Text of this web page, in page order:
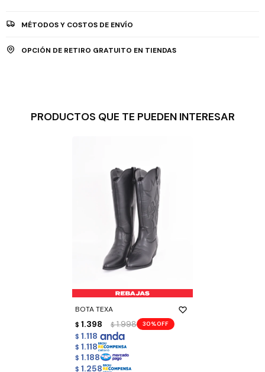
MÉTODOS Y COSTOS DE ENVÍO
OPCIÓN DE RETIRO GRATUITO EN TIENDAS
PRODUCTOS QUE TE PUEDEN INTERESAR
BOTA TEXA
$ 1.398 $ 1.998 30
$ 1.118
$ 1.118
$ 1.188
$ 1.258